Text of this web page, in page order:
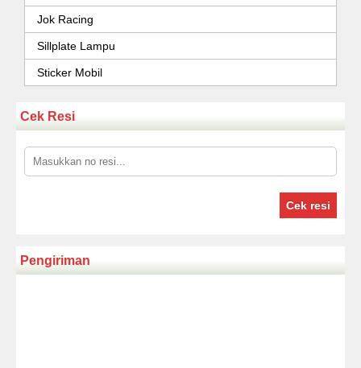
Jok Racing
Sillplate Lampu
Sticker Mobil
Cek Resi
Cek resi
Pengiriman